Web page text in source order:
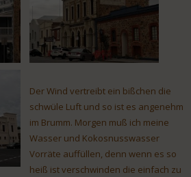
Der Wind vertreibt ein bißchen die
schwüle Luft und so ist es angenehm
im Brumm. Morgen muß ich meine
Wasser und Kokosnusswasser
Vorräte auffüllen, denn wenn es so
heiß ist verschwinden die einfach zu